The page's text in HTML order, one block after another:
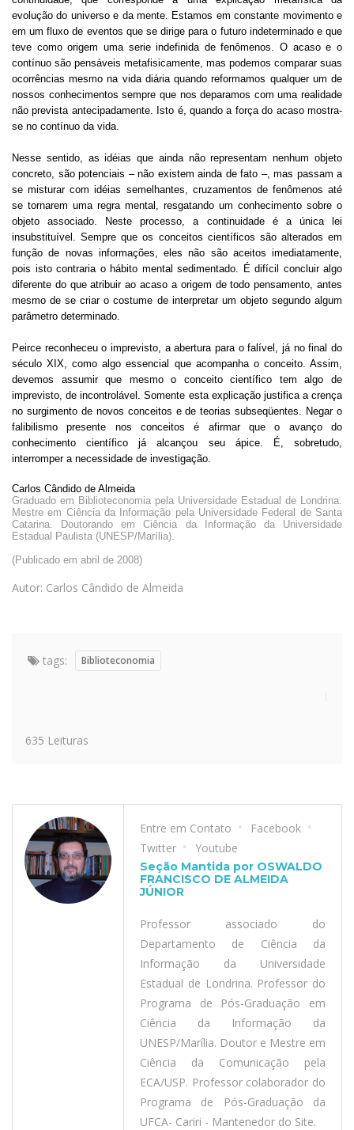
evolução do universo e da mente. Estamos em constante movimento e
em um fluxo de eventos que se dirige para o futuro indeterminado e que
teve como origem uma serie indefinida de fenômenos. O acaso e o
contínuo são pensáveis metafisicamente, mas podemos comparar suas
ocorrências mesmo na vida diária quando reformamos qualquer um de
nossos conhecimentos sempre que nos deparamos com uma realidade
não prevista antecipadamente. Isto é, quando a força do acaso mostra-
se no contínuo da vida.
Nesse sentido, as idéias que ainda não representam nenhum objeto
concreto, são potenciais – não existem ainda de fato –, mas passam a
se misturar com idéias semelhantes, cruzamentos de fenômenos até
se tornarem uma regra mental, resgatando um conhecimento sobre o
objeto associado. Neste processo, a continuidade é a única lei
insubstituível. Sempre que os conceitos científicos são alterados em
função de novas informações, eles não são aceitos imediatamente,
pois isto contraria o hábito mental sedimentado. É difícil concluir algo
diferente do que atribuir ao acaso a origem de todo pensamento, antes
mesmo de se criar o costume de interpretar um objeto segundo algum
parâmetro determinado.
Peirce reconheceu o imprevisto, a abertura para o falível, já no final do
século XIX, como algo essencial que acompanha o conceito. Assim,
devemos assumir que mesmo o conceito científico tem algo de
imprevisto, de incontrolável. Somente esta explicação justifica a crença
no surgimento de novos conceitos e de teorias subseqüentes. Negar o
falibilismo presente nos conceitos é afirmar que o avanço do
conhecimento científico já alcançou seu ápice. É, sobretudo,
interromper a necessidade de investigação.
Carlos Cândido de Almeida
Graduado em Biblioteconomia pela Universidade Estadual de Londrina.
Mestre em Ciência da Informação pela Universidade Federal de Santa
Catarina. Doutorando em Ciência da Informação da Universidade
Estadual Paulista (UNESP/Marília).
(Publicado em abril de 2008)
Autor: Carlos Cândido de Almeida
tags: Biblioteconomia
635 Leituras
Entre em Contato
Facebook
Twitter
Youtube
Seção Mantida por OSWALDO
FRANCISCO DE ALMEIDA
JÚNIOR
Professor associado do
Departamento de Ciência da
Informação da Universidade
Estadual de Londrina. Professor do
Programa de Pós-Graduação em
Ciência da Informação da
UNESP/Marília. Doutor e Mestre em
Ciência da Comunicação pela
ECA/USP. Professor colaborador do
Programa de Pós-Graduação da
UFCA- Cariri - Mantenedor do Site.